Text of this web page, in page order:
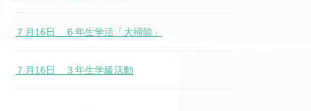
７月16日 ６年生学活「大掃除」
７月16日 ３年生学級活動